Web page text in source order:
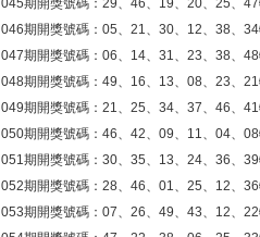
045期開獎號碼：29、46、19、20、25、
046期開獎號碼：05、21、30、12、38、
047期開獎號碼：06、14、31、23、38、
048期開獎號碼：49、16、13、08、23、
049期開獎號碼：21、25、34、37、46、
050期開獎號碼：46、42、09、11、04、
051期開獎號碼：30、35、13、24、36、
052期開獎號碼：28、46、01、25、12、
053期開獎號碼：07、26、49、43、12、